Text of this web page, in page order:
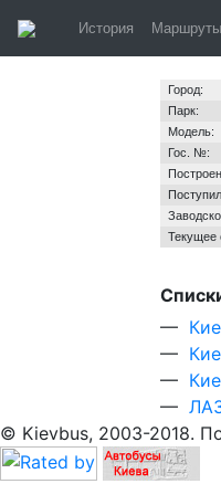
История Маршруты
Город:
Парк:
Модель:
Гос. №:
Текущее
—
—
—
—
© Kievbus, 2003-2018.